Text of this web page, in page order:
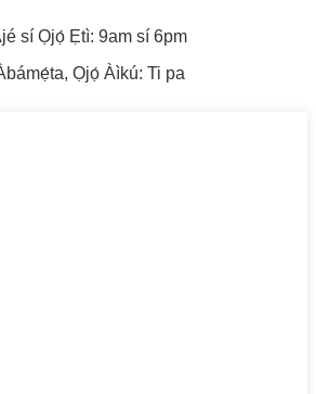
sí Ọjọ́ Ẹtì: 9am sí 6pm
Ọjọ́ Àìkú: Ti pa